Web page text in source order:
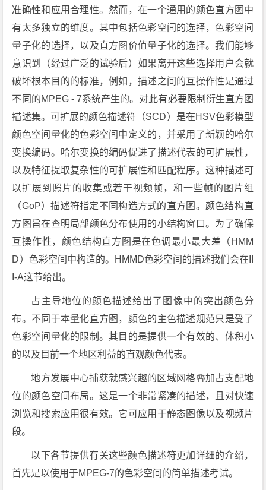
准确性和应用合理性。然而，在一个通用的颜色直方图中
有太多独立的维度。其中包括色彩空间的选择，色彩空间
量子化的选择，以及直方图价值量子化的选择。我们能够
意识到（经过广泛的试验后）如果离开这些选择用户会就
破坏根本目的的标准，例如，描述之间的互操作性是通过
不同的MPEG - 7系统产生的。对此有必要限制衍生直方图
描述集。可扩展的颜色描述符（SCD）是在HSV色彩模型
颜色空间量化的色彩空间中定义的，并采用了新颖的哈尔
变换编码。哈尔变换的编码促进了描述代表的可扩展性，
以及特征提取复杂性的可扩展性和匹配程序。这种描述可
以扩展到照片的收集或若干视频帧，和一些帧的图片组
（GoP）描述符指定不同构造方式的直方图。颜色结构直
方图旨在查明局部颜色分布使用的小结构窗口。为了确保
互操作性，颜色结构直方图是在色调最小最大差（HMM
D）色彩空间中构造的。HMMD色彩空间的描述我们会在II
I-A这节给出。
占主导地位的颜色描述给出了图像中的突出颜色分
布。不同于本量化直方图，颜色的主色描述规范只是受了
色彩空间量化的限制。其目的是提供一个有效的、体积小
的以及目前一个地区利益的直观颜色代表。
地方发展中心捕获就感兴趣的区域网格叠加占支配地
位的颜色空间布局。这是一个非常紧凑的描述，且对快速
浏览和搜索应用很有效。它可应用于静态图像以及视频片
段。
以下各节提供有关这些颜色描述符更加详细的介绍，
首先是以使用于MPEG-7的色彩空间的简单描述考试。